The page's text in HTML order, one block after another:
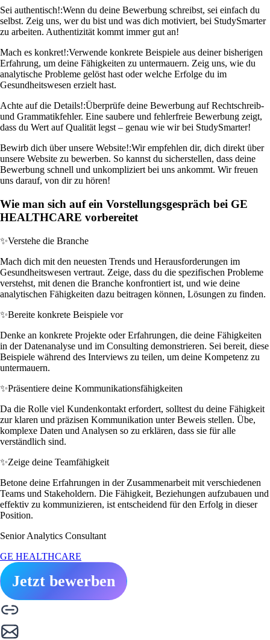
Sei authentisch!:Wenn du deine Bewerbung schreibst, sei einfach du
selbst. Zeig uns, wer du bist und was dich motiviert, bei StudySmarter
zu arbeiten. Authentizität kommt immer gut an!
Mach es konkret!:Verwende konkrete Beispiele aus deiner bisherigen
Erfahrung, um deine Fähigkeiten zu untermauern. Zeig uns, wie du
analytische Probleme gelöst hast oder welche Erfolge du im
Gesundheitswesen erzielt hast.
Achte auf die Details!:Überprüfe deine Bewerbung auf Rechtschreib-
und Grammatikfehler. Eine saubere und fehlerfreie Bewerbung zeigt,
dass du Wert auf Qualität legst – genau wie wir bei StudySmarter!
Bewirb dich über unsere Website!:Wir empfehlen dir, dich direkt über
unsere Website zu bewerben. So kannst du sicherstellen, dass deine
Bewerbung schnell und unkompliziert bei uns ankommt. Wir freuen
uns darauf, von dir zu hören!
Wie man sich auf ein Vorstellungsgespräch bei GE
HEALTHCARE vorbereitet
✨Verstehe die Branche
Mach dich mit den neuesten Trends und Herausforderungen im
Gesundheitswesen vertraut. Zeige, dass du die spezifischen Probleme
verstehst, mit denen die Branche konfrontiert ist, und wie deine
analytischen Fähigkeiten dazu beitragen können, Lösungen zu finden.
✨Bereite konkrete Beispiele vor
Denke an konkrete Projekte oder Erfahrungen, die deine Fähigkeiten
in der Datenanalyse und im Consulting demonstrieren. Sei bereit, diese
Beispiele während des Interviews zu teilen, um deine Kompetenz zu
untermauern.
✨Präsentiere deine Kommunikationsfähigkeiten
Da die Rolle viel Kundenkontakt erfordert, solltest du deine Fähigkeit
zur klaren und präzisen Kommunikation unter Beweis stellen. Übe,
komplexe Daten und Analysen so zu erklären, dass sie für alle
verständlich sind.
✨Zeige deine Teamfähigkeit
Betone deine Erfahrungen in der Zusammenarbeit mit verschiedenen
Teams und Stakeholdern. Die Fähigkeit, Beziehungen aufzubauen und
effektiv zu kommunizieren, ist entscheidend für den Erfolg in dieser
Position.
Senior Analytics Consultant
GE HEALTHCARE
Jetzt bewerben